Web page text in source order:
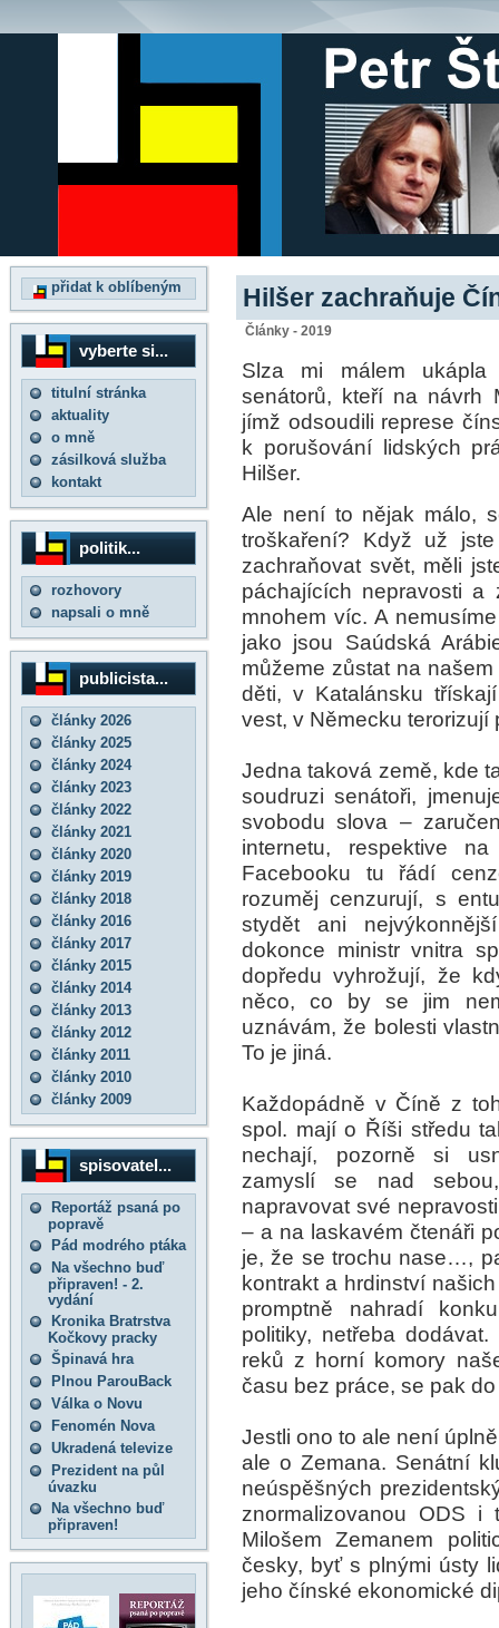
přidat k oblíbeným
vyberte si...
titulní stránka
aktuality
o mně
zásilková služba
kontakt
politik...
rozhovory
napsali o mně
publicista...
články 2026
články 2025
články 2024
články 2023
články 2022
články 2021
články 2020
články 2019
články 2018
články 2016
články 2017
články 2015
články 2014
články 2013
články 2012
články 2011
články 2010
články 2009
spisovatel...
Reportáž psaná po
popravě
Pád modrého ptáka
Na všechno buď
připraven! - 2.
vydání
Kronika Bratrstva
Kočkovy pracky
Špinavá hra
Plnou ParouBack
Válka o Novu
Fenomén Nova
Ukradená televize
Prezident na půl
úvazku
Na všechno buď
připraven!
Hilšer zachraňuje
Články - 2019
Slza mi málem ukápla
senátorů, kteří na návrh
jímž odsoudili represe
k porušování lidských
Hilšer.
Ale není to nějak málo,
troškaření? Když už
zachraňovat svět, měli
páchajících nepravosti a
mnohem víc. A
jako jsou Saúdská
můžeme zůstat na
děti, v Katalánsku
vest, v Německu terorizují
Jedna taková země, kde
soudruzi senátoři,
svobodu slova –
internetu, respektive
Facebooku tu řádí
rozuměj cenzurují, s
stydět ani
dokonce ministr vnitra
dopředu vyhrožují, že
něco, co by se jim
uznávám, že bolesti
To je jiná.
Každopádně v Číně z
spol. mají o Říši středu
nechají, pozorně si
zamyslí se nad
napravovat své
– a na laskavém čtenáři
je, že se trochu nase…,
kontrakt a hrdinství
promptně nahradí
politiky, netřeba
reků z horní komory
času bez práce, se pak
Jestli ono to ale není
ale o Zemana. Senátní
neúspěšných
znormalizovanou ODS i
Milošem Zemanem
česky, byť s plnými ústy
jeho čínské ekonomické